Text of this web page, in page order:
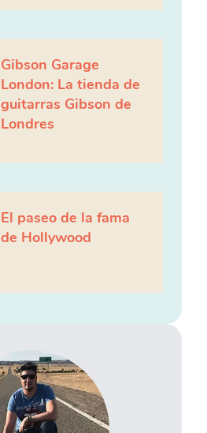
Gibson Garage
London: La tienda de
guitarras Gibson de
Londres
El paseo de la fama
de Hollywood